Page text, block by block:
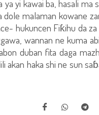
yi kawai ba, hasali ma
dole malaman kowane
hukuncen Fiƙihu da za
wannan ne kuma
duban fita daga
akan haka shi ne sun